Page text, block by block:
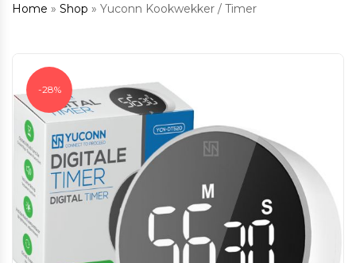
Home » Shop » Yuconn Kookwekker / Timer
-28%